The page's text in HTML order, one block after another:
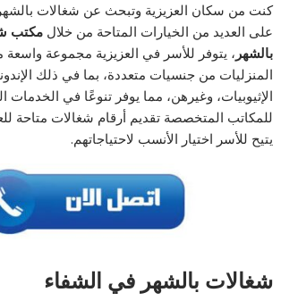
كنت من سكان العزيزية وتبحث عن شغالات
على العديد من الخيارات المتاحة من خلالمكتب
بالشهر ، يتوفر للأسر في العزيزية مجموعة واسعة
المنزليات من جنسيات متعددة، بما في ذلك
الإثيوبيات، وغيرهن، مما يوفر تنوعًا في الخدمات
للمكاتب المتخصصة تقديم أرقام شغالات متاحة
يتيح للأسر اختيار الأنسب لاحتياجاتهم.
شغالات بالشهر في الشفاء